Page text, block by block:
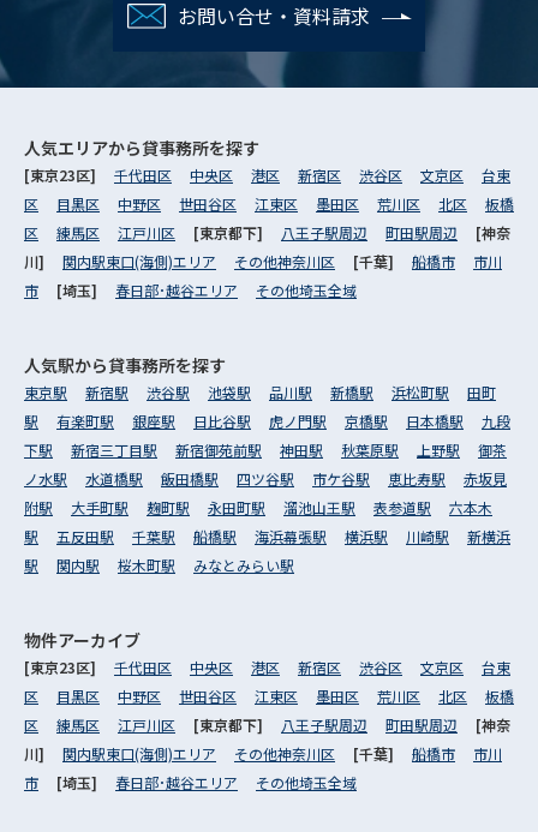
お問い合せ・資料請求
人気エリアから貸事務所を探す
[東京23区] 千代田区 中央区 港区 新宿区 渋谷区 文京区
台東
区
目黒区 中野区 世田谷区 江東区 墨田区 荒川区 北区
板橋
区
練馬区 江戸川区 [東京都下] 八王子駅周辺 町田駅周辺
[神奈
川] 関内駅東口(海側)エリア その他神奈川区 [千葉] 船橋市
市川
市
[埼玉] 春日部･越谷エリア その他埼玉全域
人気駅から貸事務所を探す
東京駅 新宿駅 渋谷駅 池袋駅 品川駅 新橋駅 浜松町駅
田町
駅
有楽町駅 銀座駅 日比谷駅 虎ノ門駅 京橋駅 日本橋駅
九段
下駅
新宿三丁目駅 新宿御苑前駅 神田駅 秋葉原駅 上野駅
御茶
ノ水駅
水道橋駅 飯田橋駅 四ツ谷駅 市ケ谷駅 恵比寿駅
赤坂見
附駅
大手町駅 麹町駅 永田町駅 溜池山王駅 表参道駅
六本木
駅
五反田駅 千葉駅 船橋駅 海浜幕張駅 横浜駅 川崎駅
新横浜
駅
関内駅 桜木町駅 みなとみらい駅
物件アーカイブ
[東京23区] 千代田区 中央区 港区 新宿区 渋谷区 文京区
台東
区
目黒区 中野区 世田谷区 江東区 墨田区 荒川区 北区
板橋
区
練馬区 江戸川区 [東京都下] 八王子駅周辺 町田駅周辺
[神奈
川] 関内駅東口(海側)エリア その他神奈川区 [千葉] 船橋市
市川
市
[埼玉] 春日部･越谷エリア その他埼玉全域